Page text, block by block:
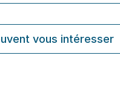
vous intéresser